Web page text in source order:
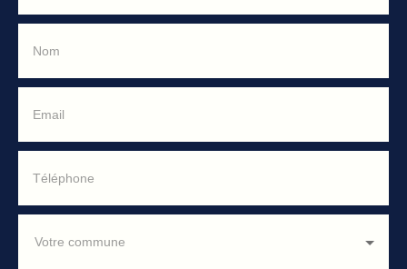
Nom
Email
Téléphone
Votre commune